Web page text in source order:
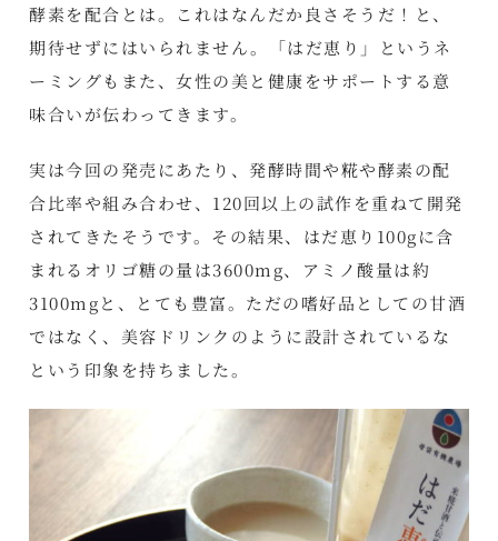
酵素を配合とは。これはなんだか良さそうだ！と、
期待せずにはいられません。「はだ恵り」というネ
ーミングもまた、女性の美と健康をサポートする意
味合いが伝わってきます。
実は今回の発売にあたり、発酵時間や糀や酵素の配
合比率や組み合わせ、120回以上の試作を重ねて開発
されてきたそうです。その結果、はだ恵り100gに含
まれるオリゴ糖の量は3600mg、アミノ酸量は約
3100mgと、とても豊富。ただの嗜好品としての甘酒
ではなく、美容ドリンクのように設計されているな
という印象を持ちました。